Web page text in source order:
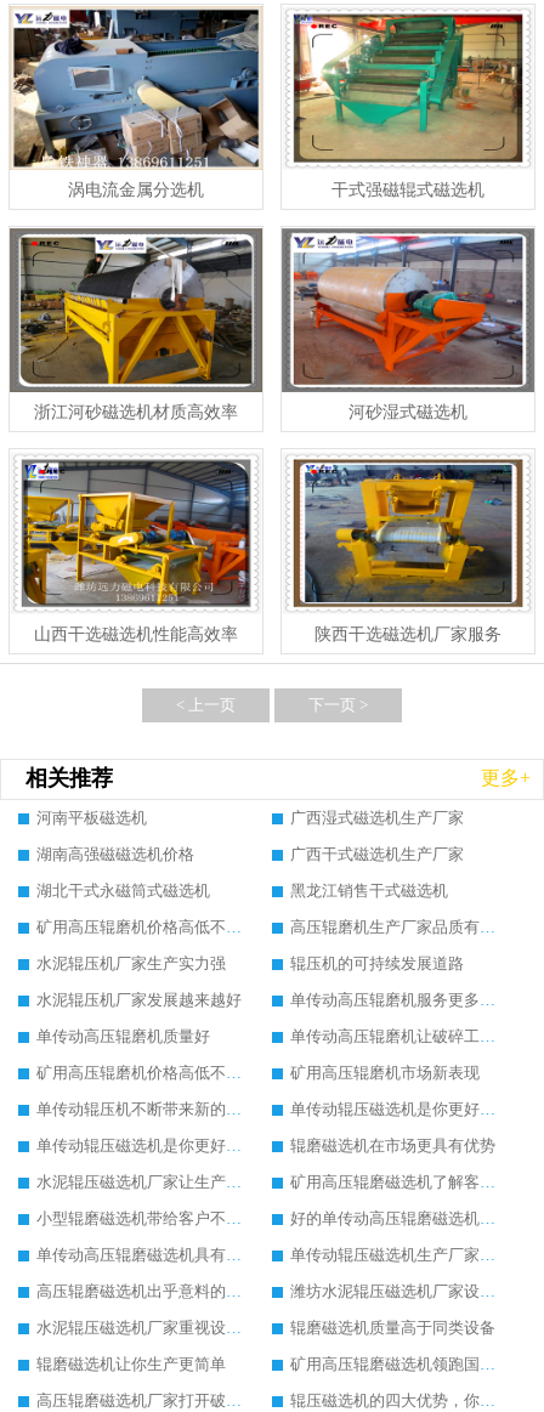
涡电流金属分选机 干式强磁辊式磁选机
浙江河砂磁选机材质高效率 河砂湿式磁选机
山西干选磁选机性能高效率 陕西干选磁选机厂家服务
< 上一页 下一页 >
相关推荐 更多+
河南平板磁选机
广西湿式磁选机生产厂家
湖南高强磁磁选机价格
广西干式磁选机生产厂家
湖北干式永磁筒式磁选机
黑龙江销售干式磁选机
矿用高压辊磨机价格高低不同的原因
高压辊磨机生产厂家品质有保证
水泥辊压机厂家生产实力强
辊压机的可持续发展道路
水泥辊压机厂家发展越来越好
单传动高压辊磨机服务更多大众客户
单传动高压辊磨机质量好
单传动高压辊磨机让破碎工作如此简单
矿用高压辊磨机价格高低不同的原因
矿用高压辊磨机市场新表现
单传动辊压机不断带来新的发展活力
单传动辊压磁选机是你更好的选择
单传动辊压磁选机是你更好的选择
辊磨磁选机在市场更具有优势
水泥辊压磁选机厂家让生产更方便
矿用高压辊磨磁选机了解客户的基本需求
小型辊磨磁选机带给客户不一样的体验
好的单传动高压辊磨磁选机设备
单传动高压辊磨磁选机具有较高的稳定性
单传动辊压磁选机生产厂家让客户满意
高压辊磨磁选机出乎意料的好用
潍坊水泥辊压磁选机厂家设备质量领先一步
水泥辊压磁选机厂家重视设备生产
辊磨磁选机质量高于同类设备
辊磨磁选机让你生产更简单
矿用高压辊磨磁选机领跑国内市场
高压辊磨磁选机厂家打开破碎市场新模式
辊压磁选机的四大优势，你了解吗